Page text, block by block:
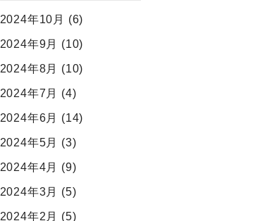
2024年10月 (6)
2024年9月 (10)
2024年8月 (10)
2024年7月 (4)
2024年6月 (14)
2024年5月 (3)
2024年4月 (9)
2024年3月 (5)
2024年2月 (5)